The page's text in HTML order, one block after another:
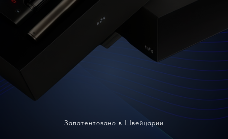
Запатентовано в Швейцарии